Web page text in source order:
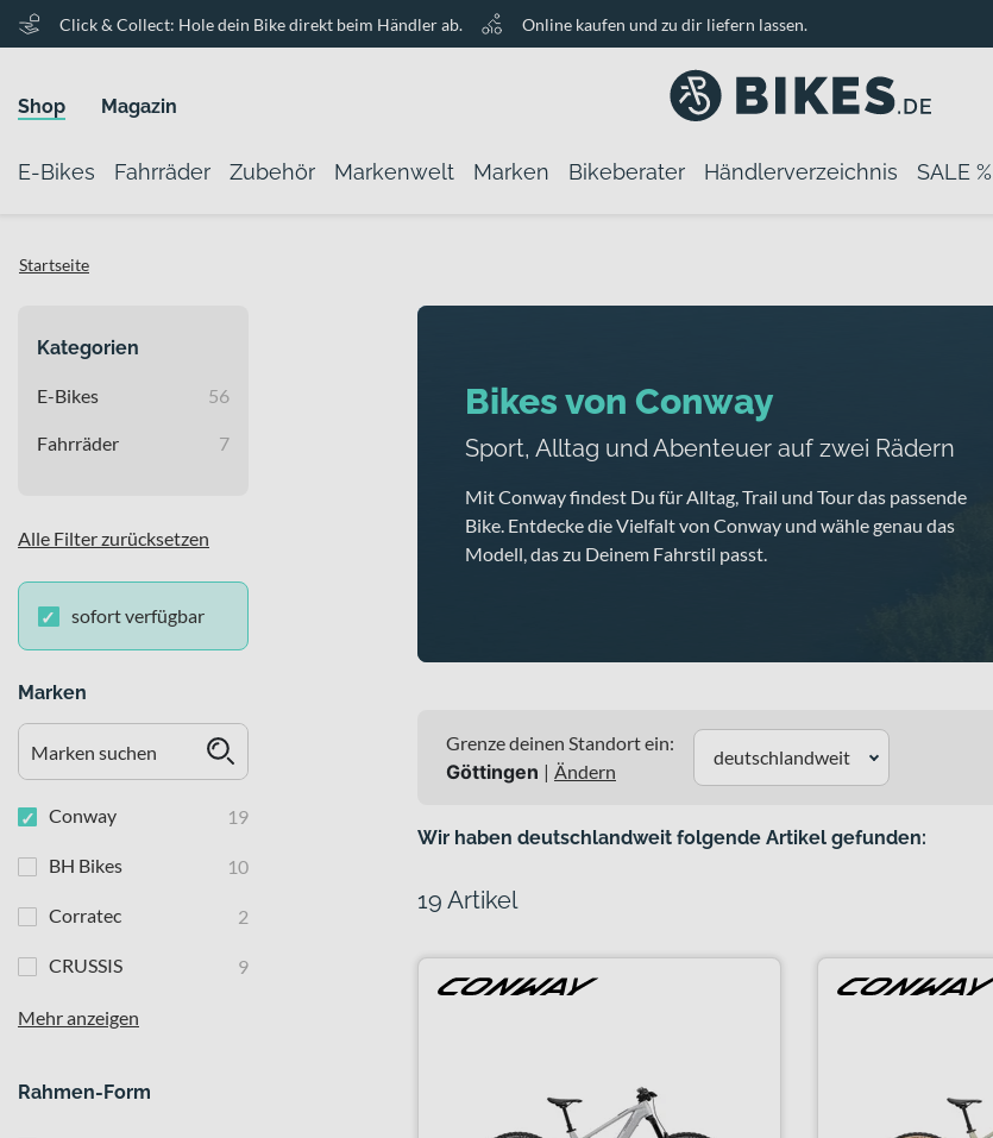
Click & Collect: Hole dein Bike direkt beim Händler ab. Online kaufen und zu dir liefern lassen.
Shop Magazin
E-Bikes Fahrräder Zubehör Markenwelt Marken Bikeberater Händlerverzeichnis SALE %
Startseite
Kategorien
E-Bikes 56
Fahrräder 7
Alle Filter zurücksetzen
sofort verfügbar
Marken
Conway 19
BH Bikes 10
Corratec 2
CRUSSIS 9
Mehr anzeigen
Rahmen-Form
Bikes von Conway
Sport, Alltag und Abenteuer auf zwei Rädern
Mit Conway findest Du für Alltag, Trail und Tour das passende
Bike. Entdecke die Vielfalt von Conway und wähle genau das
Modell, das zu Deinem Fahrstil passt.
Grenze deinen Standort ein:
Göttingen | Ändern
deutschlandweit
Wir haben deutschlandweit folgende Artikel gefunden:
19 Artikel